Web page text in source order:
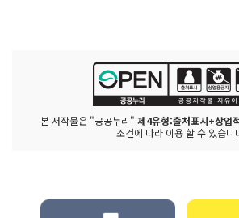
본 저작물은 "공공누리" 제4유형:출처표시+상업
조건에 따라 이용 할 수 있습니